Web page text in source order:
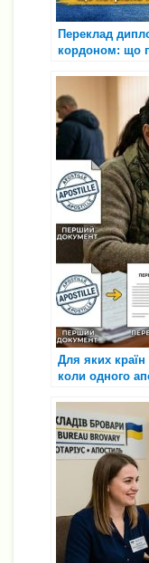
Переклад
кордоном: що
Для яких країн
коли одного